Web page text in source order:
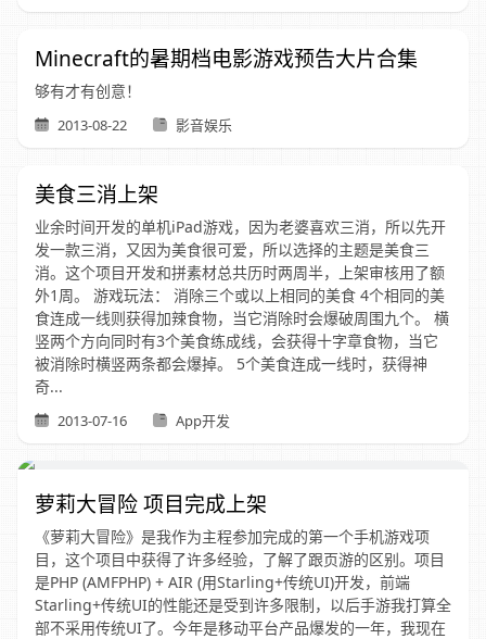
Minecraft的暑期档电影游戏预告大片合集
够有才有创意！
2013-08-22 影音娱乐
美食三消上架
业余时间开发的单机iPad游戏，因为老婆喜欢三消，所以先开
发一款三消，又因为美食很可爱，所以选择的主题是美食三
消。这个项目开发和拼素材总共历时两周半，上架审核用了额
外1周。 游戏玩法： 消除三个或以上相同的美食 4个相同的美
食连成一线则获得加辣食物，当它消除时会爆破周围九个。 横
竖两个方向同时有3个美食练成线，会获得十字章食物，当它
被消除时横竖两条都会爆掉。 5个美食连成一线时，获得神
奇...
2013-07-16 App开发
萝莉大冒险 项目完成上架
《萝莉大冒险》是我作为主程参加完成的第一个手机游戏项
目，这个项目中获得了许多经验，了解了跟页游的区别。项目
是PHP (AMFPHP) + AIR (用Starling+传统UI)开发，前端
Starling+传统UI的性能还是受到许多限制，以后手游我打算全
部不采用传统UI了。今年是移动平台产品爆发的一年，我现在